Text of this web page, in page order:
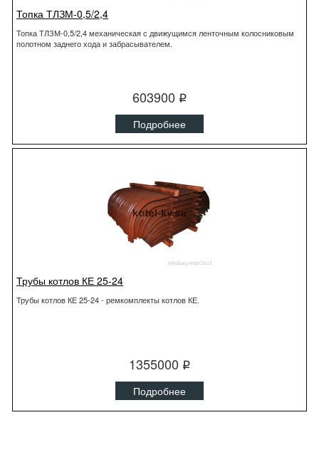
Топка ТЛЗМ-0,5/2,4
Топка ТЛЗМ-0,5/2,4 механическая с движущимся ленточным колосниковым
полотном заднего хода и забрасывателем.
603900 q
Подробнее
Трубы котлов КЕ 25-24
Трубы котлов КЕ 25-24 - ремкомплекты котлов КЕ.
1355000 q
Подробнее